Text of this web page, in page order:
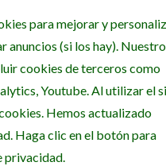
para mejorar y
anuncios (si los hay). Nuestro
cookies de terceros como
Youtube. Al utilizar el
Hemos actualizado
Haga clic en el botón para
privacidad.